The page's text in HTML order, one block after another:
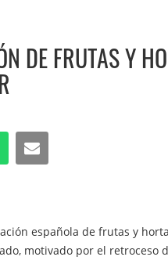
DE FRUTAS Y
española de frutas y
motivado por el